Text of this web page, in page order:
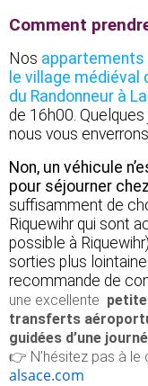
Comment
Nos appartements
le village médiéval
du Randonneur à
de 16h00.
nous vous
Non, un véhicule
pour séjourner
suffisamment de
Riquewihr qui sont
possible à
sorties plus
recommande de
une excellente
transferts
guidées d’une
👉 N’hésitez pas à le
alsace.com